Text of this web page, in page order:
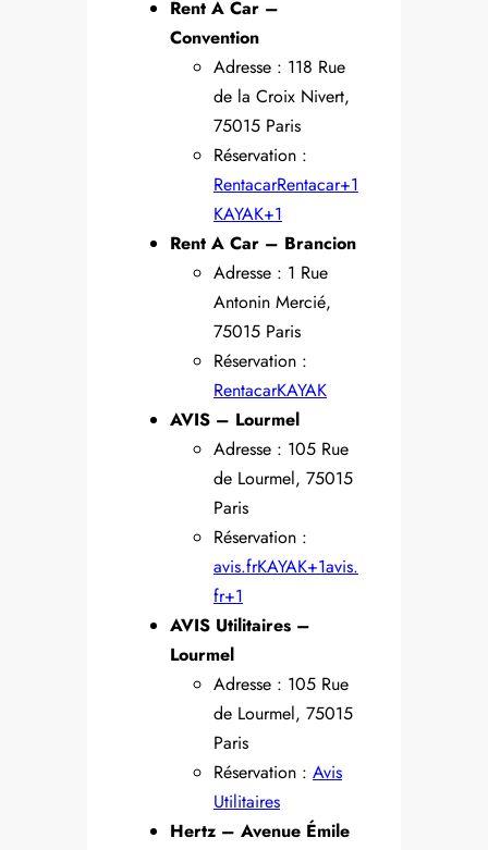
Rent A Car –
Convention
Adresse : 118 Rue
de la Croix Nivert,
75015 Paris
Réservation :
RentacarRentacar+1
KAYAK+1
Rent A Car – Brancion
Adresse : 1 Rue
Antonin Mercié,
75015 Paris
Réservation :
RentacarKAYAK
AVIS – Lourmel
Adresse : 105 Rue
de Lourmel, 75015
Paris
Réservation :
avis.frKAYAK+1avis.
fr+1
AVIS Utilitaires –
Lourmel
Adresse : 105 Rue
de Lourmel, 75015
Paris
Réservation : Avis
Utilitaires
Hertz – Avenue Émile